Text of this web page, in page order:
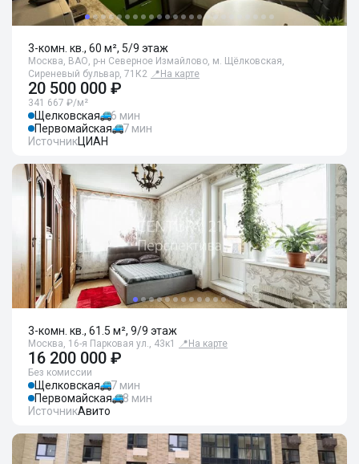
3-комн. кв., 60 м², 5/9 этаж
Москва, ВАО, р-н Северное Измайлово, м. Щёлковская,
Сиреневый бульвар, 71К2 📍 На карте
20 500 000 ₽
341 667 ₽/м²
Щелковская
6 мин
Первомайская
7 мин
ИсточникЦИАН
3-комн. кв., 61.5 м², 9/9 этаж
Москва, 16-я Парковая ул., 43к1 📍 На карте
16 200 000 ₽
Без комиссии
Щелковская
7 мин
Первомайская
8 мин
ИсточникАвито